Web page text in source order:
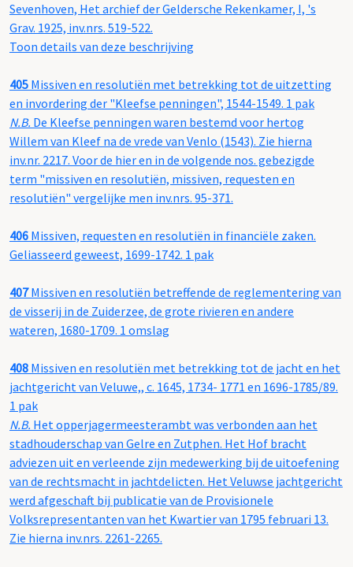
Sevenhoven, Het archief der Geldersche Rekenkamer, I, 's
Grav. 1925, inv.nrs. 519-522.
Toon details van deze beschrijving
405 Missiven en resolutiën met betrekking tot de uitzetting
en invordering der "Kleefse penningen", 1544-1549. 1 pak
N.B. De Kleefse penningen waren bestemd voor hertog
Willem van Kleef na de vrede van Venlo (1543). Zie hierna
inv.nr. 2217. Voor de hier en in de volgende nos. gebezigde
term "missiven en resolutiën, missiven, requesten en
resolutiën" vergelijke men inv.nrs. 95-371.
406 Missiven, requesten en resolutiën in financiële zaken.
Geliasseerd geweest, 1699-1742. 1 pak
407Missiven en resolutiën betreffende de reglementering van
de visserij in de Zuiderzee, de grote rivieren en andere
wateren, 1680-1709. 1 omslag
408 Missiven en resolutiën met betrekking tot de jacht en het
jachtgericht van Veluwe,, c. 1645, 1734- 1771 en 1696-1785/89.
1 pak
N.B. Het opperjagermeesterambt was verbonden aan het
stadhouderschap van Gelre en Zutphen. Het Hof bracht
adviezen uit en verleende zijn medewerking bij de uitoefening
van de rechtsmacht in jachtdelicten. Het Veluwse jachtgericht
werd afgeschaft bij publicatie van de Provisionele
Volksrepresentanten van het Kwartier van 1795 februari 13.
Zie hierna inv.nrs. 2261-2265.